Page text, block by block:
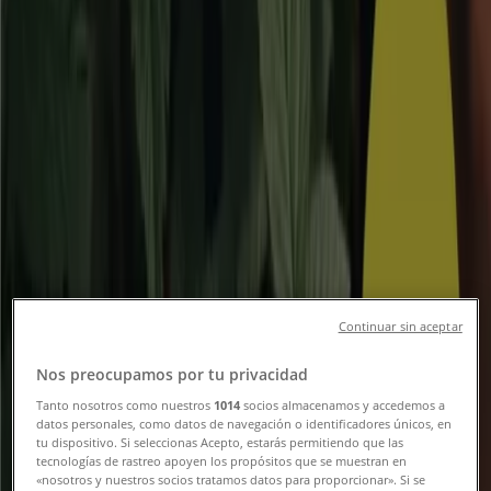
Bygg och Trädgård Erbjudanden i Stockholm
Snabbkoll på erbjudanden på Tools i
Vi är på väg att publicera erbjudanden från Tools
Reklam
Nos preocupamos por tu privacidad
Tanto nosotros como nuestros 1014 socios almacenamos y accedemos a
datos personales, como datos de navegación o identificadores únicos, en
tu dispositivo. Si seleccionas Acepto, estarás permitiendo que las
tecnologías de rastreo apoyen los propósitos que se muestran en
«nosotros y nuestros socios tratamos datos para proporcionar». Si se
Continuar sin aceptar